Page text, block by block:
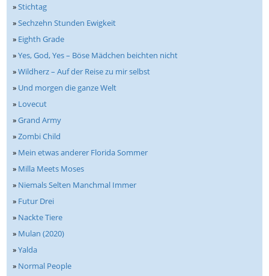
»Stichtag
»Sechzehn Stunden Ewigkeit
» Eighth Grade
»Yes, God, Yes – Böse Mädchen beichten nicht
»Wildherz – Auf der Reise zu mir selbst
» Und morgen die ganze Welt
» Lovecut
»Grand Army
»Zombi Child
» Mein etwas anderer Florida Sommer
» Milla Meets Moses
» Niemals Selten Manchmal Immer
» Futur Drei
» Nackte Tiere
» Mulan (2020)
»Yalda
» Normal People